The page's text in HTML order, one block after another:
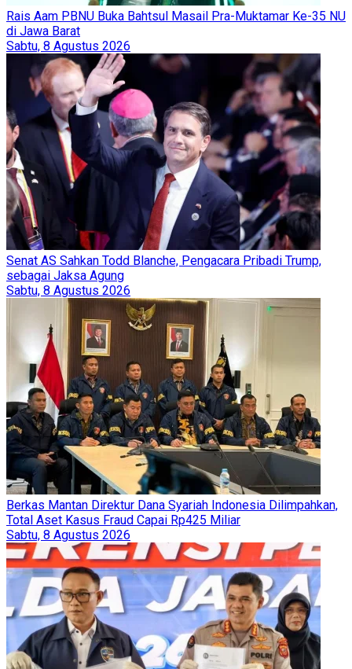
Rais Aam PBNU Buka Bahtsul Masail Pra-Muktamar Ke-35 NU
di Jawa Barat
Sabtu, 8 Agustus 2026
Senat AS Sahkan Todd Blanche, Pengacara Pribadi Trump,
sebagai Jaksa Agung
Sabtu, 8 Agustus 2026
Berkas Mantan Direktur Dana Syariah Indonesia Dilimpahkan,
Total Aset Kasus Fraud Capai Rp425 Miliar
Sabtu, 8 Agustus 2026